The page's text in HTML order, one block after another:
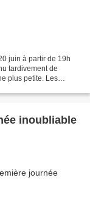
juin à partir de 19h
tardivement de
plus petite. Les
inoubliable